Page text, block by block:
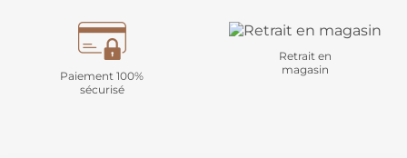
Paiement 100%
sécurisé
Retrait en
magasin